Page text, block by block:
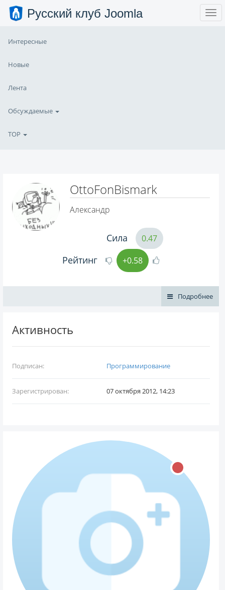
Русский клуб Joomla
Интересные
Новые
Лента
Обсуждаемые
TOP
OttoFonBismark
Александр
Сила 0.47
Рейтинг +0.58
Подробнее
Активность
Подписан: Программирование
Зарегистрирован: 07 октября 2012, 14:23